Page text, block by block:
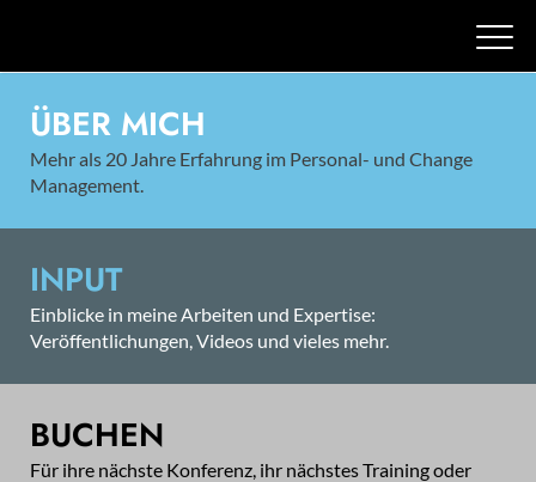
ÜBER MICH
Mehr als 20 Jahre Erfahrung im Personal- und Change
Management.
INPUT
Einblicke in meine Arbeiten und Expertise:
Veröffentlichungen, Videos und vieles mehr.
BUCHEN
Für ihre nächste Konferenz, ihr nächstes Training oder